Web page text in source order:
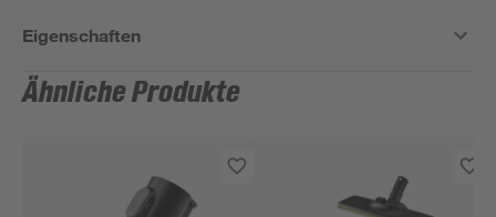
Eigenschaften
Ähnliche Produkte